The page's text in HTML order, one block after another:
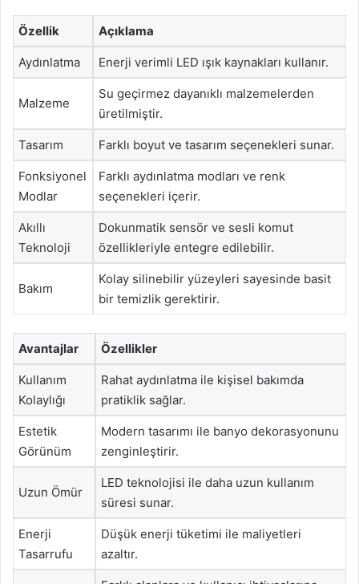
Özellik Açıklama
Aydınlatma Enerji verimli LED ışık kaynakları kullanır.
Malzeme
Su geçirmez dayanıklı malzemelerden
üretilmiştir.
Tasarım Farklı boyut ve tasarım seçenekleri sunar.
Fonksiyonel
Modlar
Farklı aydınlatma modları ve renk
seçenekleri içerir.
Akıllı
Teknoloji
Dokunmatik sensör ve sesli komut
özellikleriyle entegre edilebilir.
Bakım
Kolay silinebilir yüzeyleri sayesinde basit
bir temizlik gerektirir.
Avantajlar Özellikler
Kullanım
Kolaylığı
Rahat aydınlatma ile kişisel bakımda
pratiklik sağlar.
Estetik
Görünüm
Modern tasarımı ile banyo dekorasyonunu
zenginleştirir.
Uzun Ömür
LED teknolojisi ile daha uzun kullanım
süresi sunar.
Enerji
Tasarrufu
Düşük enerji tüketimi ile maliyetleri
azaltır.